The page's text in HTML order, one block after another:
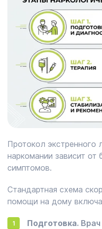
Протокол экстренного
наркомании зависит от
симптомов.
Стандартная схема
помощи на дому
Подготовка.